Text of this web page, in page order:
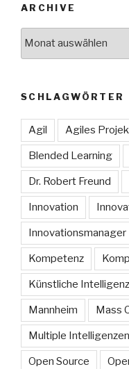
ARCHIVE
SCHLAGWÖRTER
Agil Agiles
Blended Learning
Dr. Robert Freund
Innovation
Innovationsmanager
Kompetenz
Künstliche Intelligenz
Mannheim Mass
Multiple Intelligenzen
Open Source